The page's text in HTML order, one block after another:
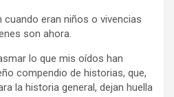
eran niños o vivencias
son ahora.
lo que mis oídos han
compendio de historias, que,
la historia general, dejan huella